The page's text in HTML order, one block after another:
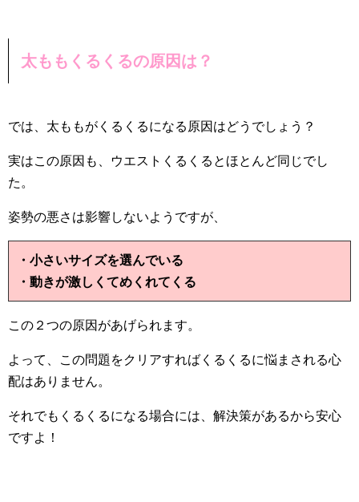
太ももくるくるの原因は？
では、太ももがくるくるになる原因はどうでしょう？
実はこの原因も、ウエストくるくるとほとんど同じでし
た。
姿勢の悪さは影響しないようですが、
・小さいサイズを選んでいる
・動きが激しくてめくれてくる
この２つの原因があげられます。
よって、この問題をクリアすればくるくるに悩まされる心
配はありません。
それでもくるくるになる場合には、解決策があるから安心
ですよ！